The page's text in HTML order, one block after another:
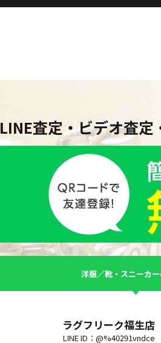
LINE査定・ビデオ査定
洋服／靴・スニーカ
ラグフリーク福生店
LINE ID：@%40291vndce